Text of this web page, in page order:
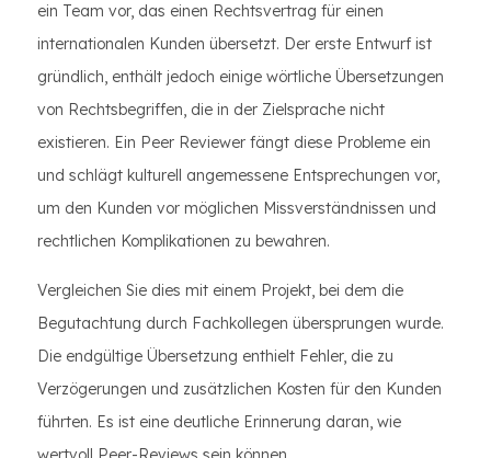
ein Team vor, das einen Rechtsvertrag für einen
internationalen Kunden übersetzt. Der erste Entwurf ist
gründlich, enthält jedoch einige wörtliche Übersetzungen
von Rechtsbegriffen, die in der Zielsprache nicht
existieren. Ein Peer Reviewer fängt diese Probleme ein
und schlägt kulturell angemessene Entsprechungen vor,
um den Kunden vor möglichen Missverständnissen und
rechtlichen Komplikationen zu bewahren.
Vergleichen Sie dies mit einem Projekt, bei dem die
Begutachtung durch Fachkollegen übersprungen wurde.
Die endgültige Übersetzung enthielt Fehler, die zu
Verzögerungen und zusätzlichen Kosten für den Kunden
führten. Es ist eine deutliche Erinnerung daran, wie